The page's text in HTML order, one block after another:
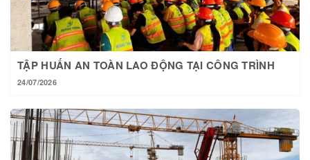
TẬP HUẤN AN TOÀN LAO ĐỘNG TẠI CÔNG TRÌNH
24/07/2026